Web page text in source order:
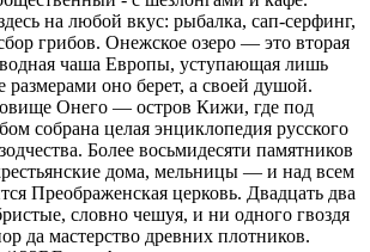
на любой вкус: рыбалка, сап-серфинг,
грибов. Онежское озеро — это вторая
чаша Европы, уступающая лишь
размерами оно берет, а своей душой.
Онего — остров Кижи, где под
собрана целая энциклопедия русского
Более восьмидесяти памятников
дома, мельницы — и над всем
Преображенская церковь. Двадцать два
словно чешуя, и ни одного гвоздя
да мастерство древних плотников.